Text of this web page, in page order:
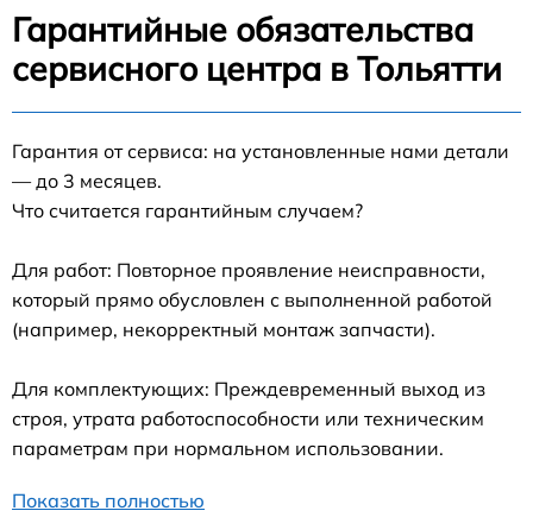
Гарантийные обязательства
сервисного центра в Тольятти
Гарантия от сервиса: на установленные нами детали
— до 3 месяцев.
Что считается гарантийным случаем?
Для работ: Повторное проявление неисправности,
который прямо обусловлен с выполненной работой
(например, некорректный монтаж запчасти).
Для комплектующих: Преждевременный выход из
строя, утрата работоспособности или техническим
параметрам при нормальном использовании.
Показать полностью